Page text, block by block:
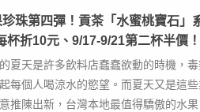
珍珠第四彈！貢茶「水蜜桃寶石」
杯折10元、9/17-9/21第二杯半價！
夏天是許多飲料店蠢蠢欲動的時機，
每個人喝涼水的慾望。而夏天又是這
推陳出新，台灣本地最值得驕傲的水果